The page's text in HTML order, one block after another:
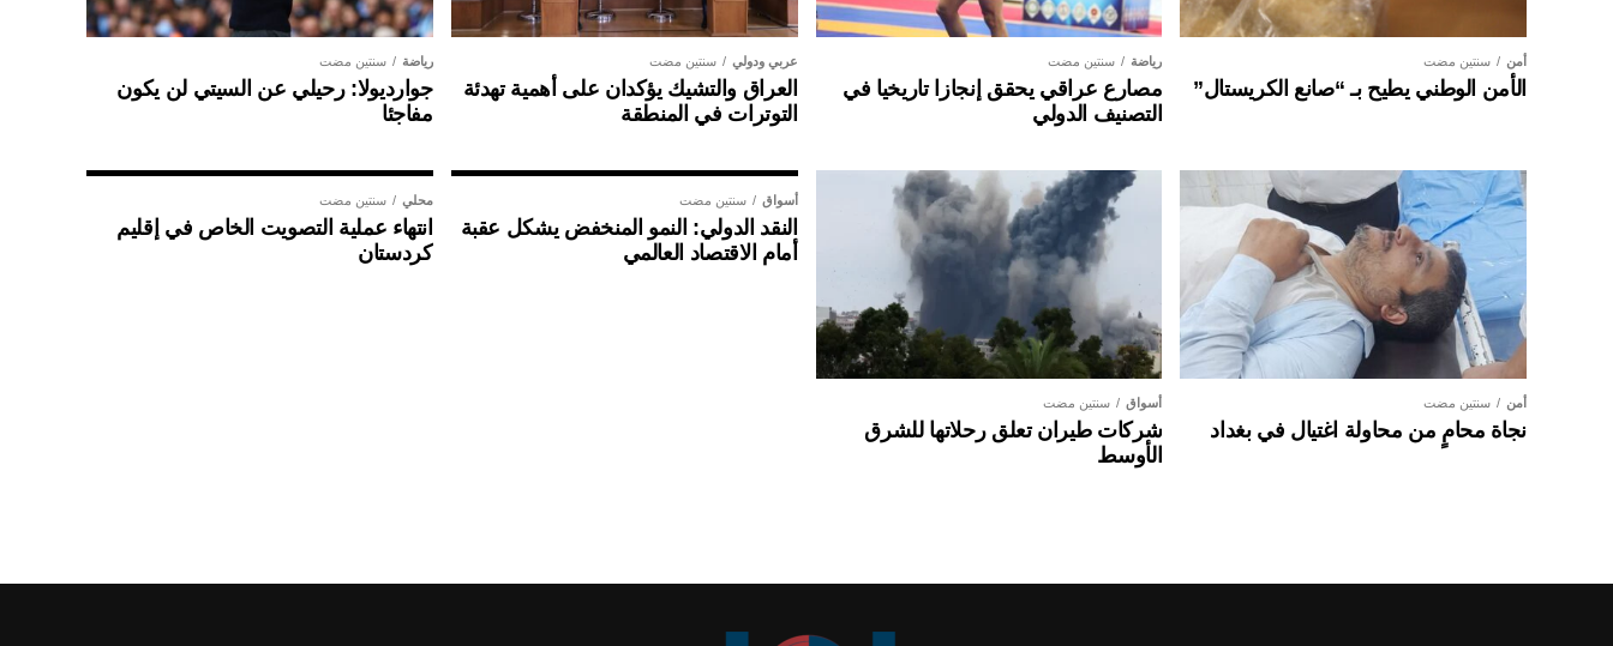
أمن سنتين مضت
الأمن الوطني يطيح بـ “صانع الكريستال”
رياضة سنتين مضت
مصارع عراقي يحقق إنجازا تاريخيا في
التصنيف الدولي
عربي ودولي سنتين مضت
العراق والتشيك يؤكدان على أهمية تهدئة
التوترات في المنطقة
رياضة سنتين مضت
جوارديولا: رحيلي عن السيتي لن يكون
مفاجئا
أمن سنتين مضت
نجاة محامٍ من محاولة اغتيال في بغداد
أسواق سنتين مضت
شركات طيران تعلق رحلاتها للشرق
الأوسط
أسواق سنتين مضت
النقد الدولي: النمو المنخفض يشكل عقبة
أمام الاقتصاد العالمي
محلي سنتين مضت
انتهاء عملية التصويت الخاص في إقليم
كردستان